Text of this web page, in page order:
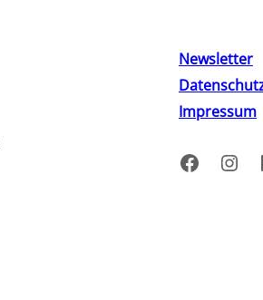
Newsletter
Impressum
Facebook Instagram